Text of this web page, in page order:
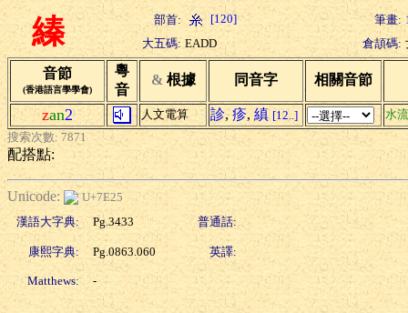
縥 部首: [120] 筆畫:
大五碼: EADD 倉頡碼:
音節
(香港語言學學會)
粵
音
& 根據 同音字 相關音節
zan2 人文電算 診, 疹, 縝 [12..]
水
搜索次數: 7871
配搭點:
Unicode:
U+7E25
漢語大字典:
Pg.3433 普通話:
康熙字典: Pg.0863.060 英譯:
Matthews: -